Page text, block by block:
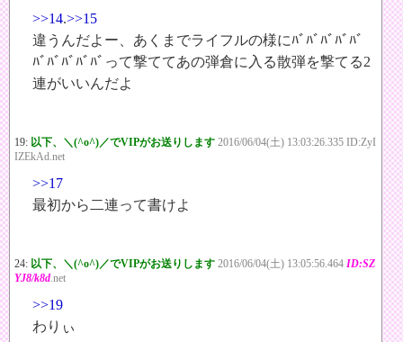
>>14.>>15
違うんだよー、あくまでライフルの様にﾊﾞﾊﾞﾊﾞﾊﾞﾊﾞ
ﾊﾞﾊﾞﾊﾞﾊﾞﾊﾞって撃ててあの弾倉に入る散弾を撃てる2
連がいいんだよ
19: 以下、＼(^o^)／でVIPがお送りします 2016/06/04(土) 13:03:26.335 ID:ZyI
IZEkAd.net
>>17
最初から二連って書けよ
24: 以下、＼(^o^)／でVIPがお送りします 2016/06/04(土) 13:05:56.464 ID:SZ
YJ8/k8d.net
>>19
わりぃ